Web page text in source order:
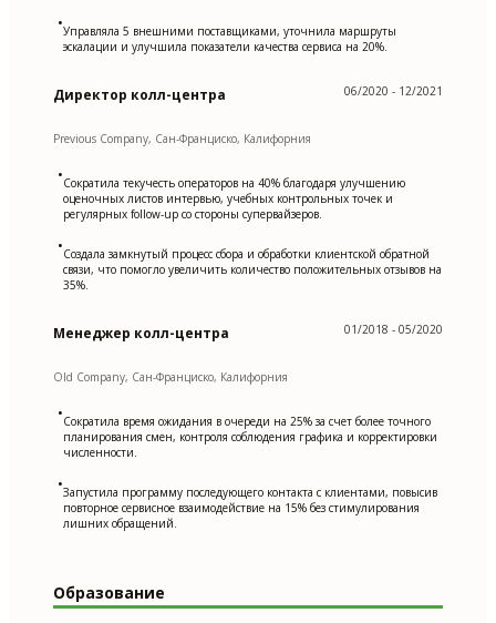
•Управляла 5 внешними поставщиками, уточнила маршруты
эскалации и улучшила показатели качества сервиса на 20%.
Директор колл-центра 06/2020 - 12/2021
Previous Company, Сан-Франциско, Калифорния
•Сократила текучесть операторов на 40% благодаря улучшению
оценочных листов интервью, учебных контрольных точек и
регулярных follow-up со стороны супервайзеров.
•Создала замкнутый процесс сбора и обработки клиентской обратной
связи, что помогло увеличить количество положительных отзывов на
35%.
Менеджер колл-центра 01/2018 - 05/2020
Old Company, Сан-Франциско, Калифорния
•Сократила время ожидания в очереди на 25% за счет более точного
планирования смен, контроля соблюдения графика и корректировки
численности.
•Запустила программу последующего контакта с клиентами, повысив
повторное сервисное взаимодействие на 15% без стимулирования
лишних обращений.
Образование